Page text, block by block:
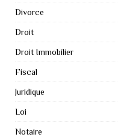
Divorce
Droit
Droit Immobilier
Fiscal
Juridique
Loi
Notaire